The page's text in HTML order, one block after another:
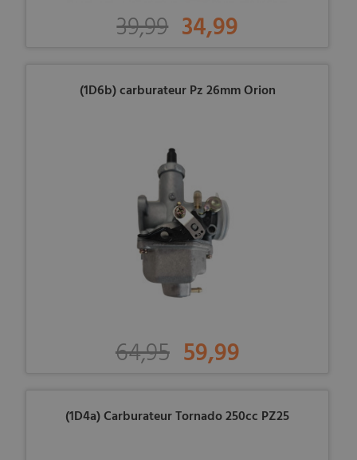
39,99 34,99
(1D6b) carburateur Pz 26mm Orion
64,95 59,99
(1D4a) Carburateur Tornado 250cc PZ25